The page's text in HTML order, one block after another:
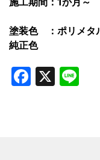
塗装色 ：ポリメタ
純正色
X